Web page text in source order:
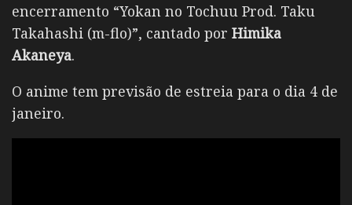
encerramento “Yokan no Tochuu Prod. Taku
Takahashi (m-flo)”, cantado por Himika
Akaneya.
O anime tem previsão de estreia para o dia 4 de
janeiro.